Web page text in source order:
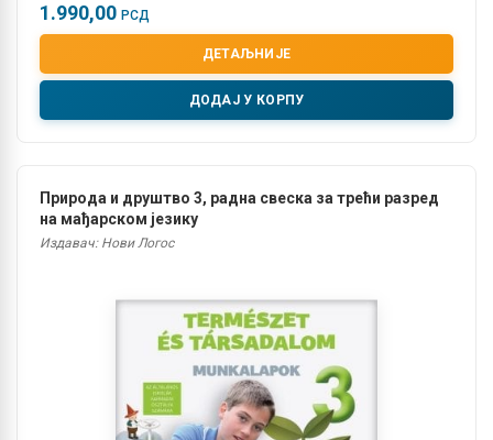
1.990,00 РСД
ДЕТАЉНИЈЕ
ДОДАЈ У КОРПУ
Природа и друштво 3, радна свеска за трећи разред
на мађарском језику
Издавач: Нови Логос